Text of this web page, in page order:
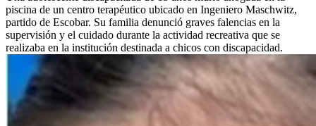
piscina de un centro terapéutico ubicado en Ingeniero Maschwitz,
partido de Escobar. Su familia denunció graves falencias en la
supervisión y el cuidado durante la actividad recreativa que se
realizaba en la institución destinada a chicos con discapacidad.